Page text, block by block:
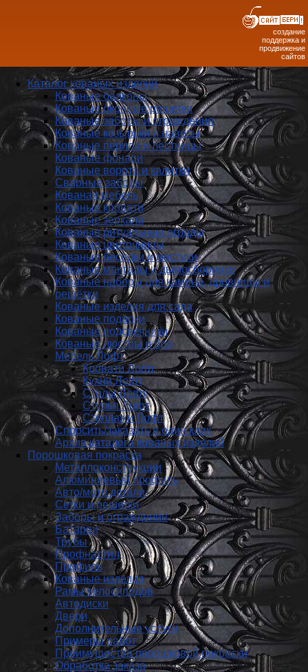
создание
поддержка и
продвижение
сайтов
Каталог кованых изделий
Кованые балконы
Кованые оконные решетки
Кованые заборы и ог­ражде­ния
Кованые козырьки и навесы
Кованые перила и лестницы
Кованые фонари
Кованые ворота и калитки
Сварные заборы
Кованая мебель
Кованые кровати
Кованые зеркала
Кованые ритуальные ограды
Кованые цветочницы
Кованые беседки и мостики
Кованые мангалы и дымосборники
Кованые наборы для камина, дровницы и
решётки
Кованые изделия для сада
Кованые подарки
Кованые подсвечники
Кованые люстры и бра
Мебель Лофт
Кровати Лофт
Кухни Лофт
Столы Лофт
Стулья Лофт
Стеллажи Лофт
Спросить/заказать в один клик
Архив каталога кованых изделий
Порошковая покраска
Металлоконструкции
Алюминиевый профиль
Авто/мото детали
Сетки и решетки
Заборы и ограждения
Батареи
Трубы
Профнастил
Профиль
Кованые изделия
Рамы велосипедов
Автодиски
Двери
Дополнительные услуги
Примеры работ
Преимущества порошковой покраски
Обработка заказа